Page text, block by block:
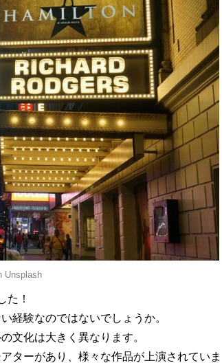
Unsplash
た！
経験なのではないでしょうか。
文化は大きく異なります。
ターがあり、様々な作品が上演されていま